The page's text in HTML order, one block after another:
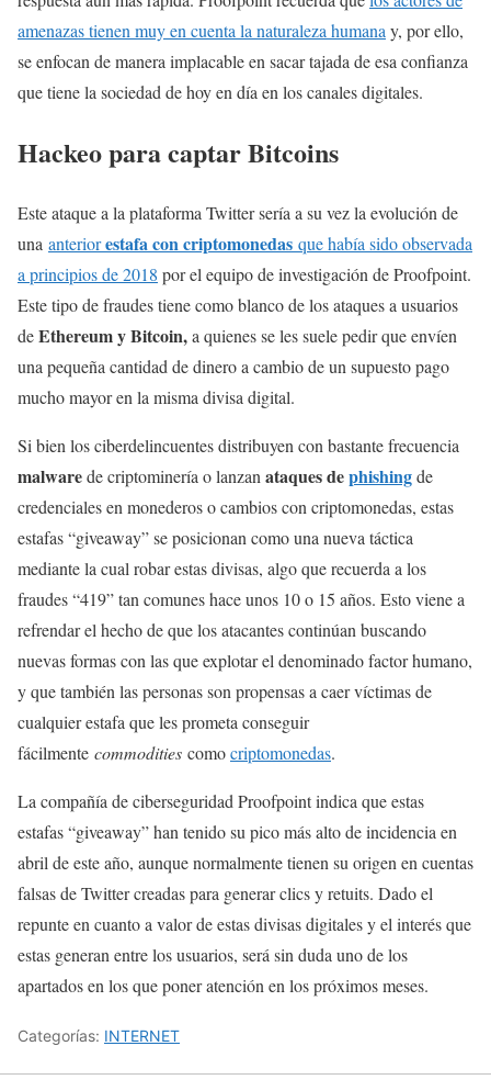
amenazas tienen muy en cuenta la naturaleza humana y, por ello,
se enfocan de manera implacable en sacar tajada de esa confianza
que tiene la sociedad de hoy en día en los canales digitales.
Hackeo para captar Bitcoins
Este ataque a la plataforma Twitter sería a su vez la evolución de
una anteriorestafa con criptomonedas que había sido observada
a principios de 2018 por el equipo de investigación de Proofpoint.
Este tipo de fraudes tiene como blanco de los ataques a usuarios
deEthereum y Bitcoin,a quienes se les suele pedir que envíen
una pequeña cantidad de dinero a cambio de un supuesto pago
mucho mayor en la misma divisa digital.
Si bien los ciberdelincuentes distribuyen con bastante frecuencia
malwarede criptominería o lanzan ataques dephishingde
credenciales en monederos o cambios con criptomonedas, estas
estafas “giveaway” se posicionan como una nueva táctica
mediante la cual robar estas divisas, algo que recuerda a los
fraudes “419” tan comunes hace unos 10 o 15 años. Esto viene a
refrendar el hecho de que los atacantes continúan buscando
nuevas formas con las que explotar el denominado factor humano,
y que también las personas son propensas a caer víctimas de
cualquier estafa que les prometa conseguir
fácilmente commodities comocriptomonedas.
La compañía de ciberseguridad Proofpoint indica que estas
estafas “giveaway” han tenido su pico más alto de incidencia en
abril de este año, aunque normalmente tienen su origen en cuentas
falsas de Twitter creadas para generar clics y retuits. Dado el
repunte en cuanto a valor de estas divisas digitales y el interés que
estas generan entre los usuarios, será sin duda uno de los
apartados en los que poner atención en los próximos meses.
Categorías: INTERNET